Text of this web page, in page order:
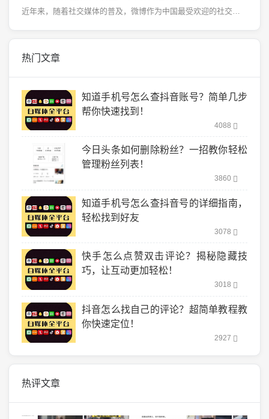
热门文章
知道手机号怎么查抖音账号？简单几步
帮你快速找到！
4088
今日头条如何删除粉丝？一招教你轻松
管理粉丝列表！
3860
知道手机号怎么查抖音号的详细指南，
轻松找到好友
3078
快手怎么点赞双击评论？揭秘隐藏技
巧，让互动更加轻松！
3018
抖音怎么找自己的评论？超简单教程教
你快速定位！
2927
热评文章